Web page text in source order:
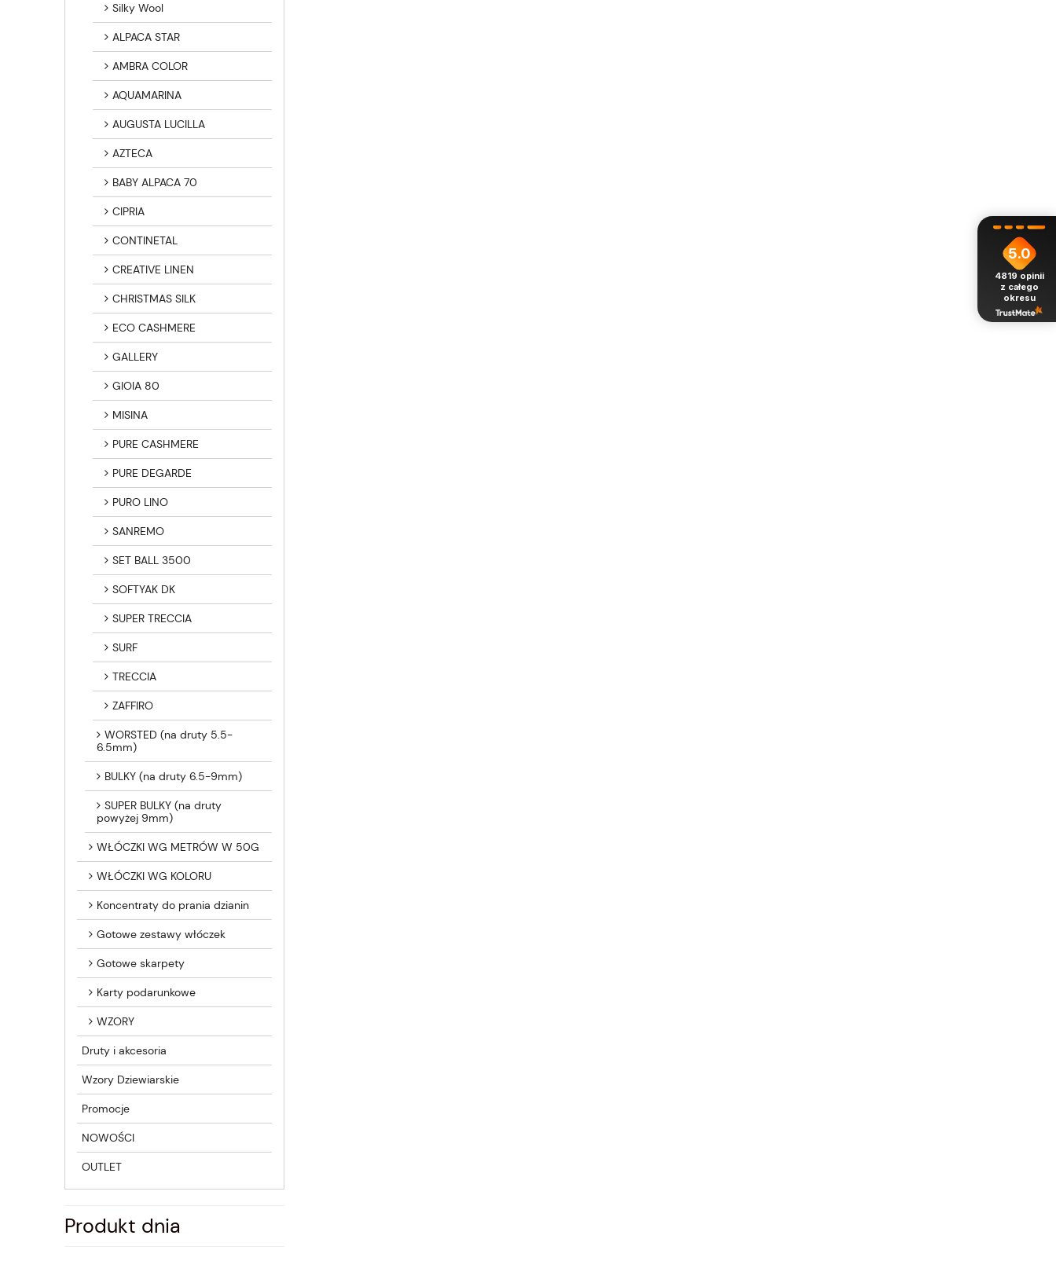
Silky Wool
ALPACA STAR
AMBRA COLOR
AQUAMARINA
AUGUSTA LUCILLA
AZTECA
BABY ALPACA 70
CIPRIA
CONTINETAL
CREATIVE LINEN
CHRISTMAS SILK
ECO CASHMERE
GALLERY
GIOIA 80
MISINA
PURE CASHMERE
PURE DEGARDE
PURO LINO
SANREMO
SET BALL 3500
SOFTYAK DK
SUPER TRECCIA
SURF
TRECCIA
ZAFFIRO
WORSTED (na druty 5.5-
6.5mm)
BULKY (na druty 6.5-9mm)
SUPER BULKY (na druty
powyżej 9mm)
WŁÓCZKI WG METRÓW W 50G
WŁÓCZKI WG KOLORU
Koncentraty do prania dzianin
Gotowe zestawy włóczek
Gotowe skarpety
Karty podarunkowe
WZORY
Druty i akcesoria
Wzory Dziewiarskie
Promocje
NOWOŚCI
OUTLET
Produkt dnia
5.0
4819 opinii
z całego
okresu